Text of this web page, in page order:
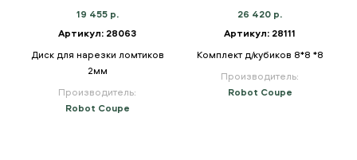
19 455 р.
Артикул: 28063
Диск для нарезки ломтиков
2мм
Производитель:
Robot Coupe
26 420 р.
Артикул: 28111
Комплект д/кубиков 8*8 *8
Производитель:
Robot Coupe